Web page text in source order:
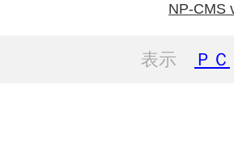
NP-CMS
表示 ＰＣ